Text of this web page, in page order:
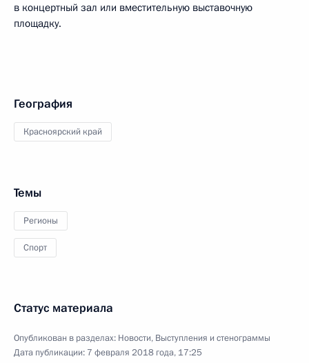
в концертный зал или вместительную выставочную
площадку.
География
Красноярский край
Темы
Регионы
Спорт
Статус материала
Опубликован в разделах: Новости, Выступления и стенограммы
Дата публикации: 7 февраля 2018 года, 17:25